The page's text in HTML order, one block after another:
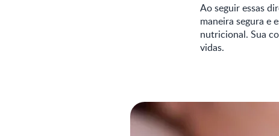
Ao seguir essas
maneira segura e
nutricional. Sua
vidas.